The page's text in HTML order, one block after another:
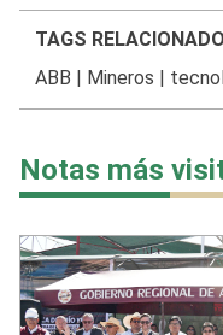
TAGS
ABB
Mineros
Notas más